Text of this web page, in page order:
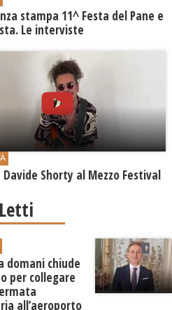
stampa 11^ Festa del Pane e
Le interviste
Davide Shorty al Mezzo Festival
domani chiude
per collegare
all’aeroporto